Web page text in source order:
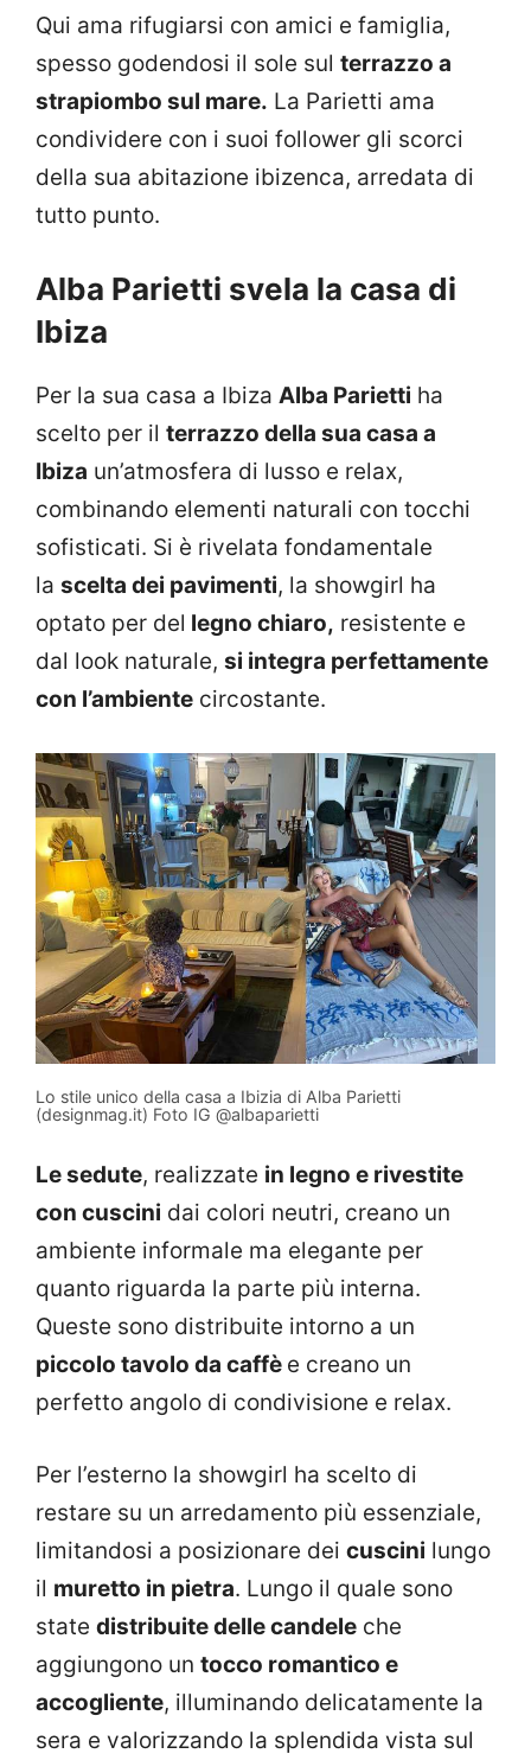
Qui ama rifugiarsi con amici e famiglia,
spesso godendosi il sole sul terrazzo a
strapiombo sul mare. La Parietti ama
condividere con i suoi follower gli scorci
della sua abitazione ibizenca, arredata di
tutto punto.
Alba Parietti svela la casa di
Ibiza
Per la sua casa a Ibiza Alba Parietti ha
scelto per il terrazzo della sua casa a
Ibiza un’atmosfera di lusso e relax,
combinando elementi naturali con tocchi
sofisticati. Si è rivelata fondamentale
la scelta dei pavimenti, la showgirl ha
optato per del legno chiaro, resistente e
dal look naturale, si integra perfettamente
con l’ambiente circostante.
Lo stile unico della casa a Ibizia di Alba Parietti
(designmag.it) Foto IG @albaparietti
Le sedute, realizzate in legno e rivestite
con cuscini dai colori neutri, creano un
ambiente informale ma elegante per
quanto riguarda la parte più interna.
Queste sono distribuite intorno a un
piccolo tavolo da caffè e creano un
perfetto angolo di condivisione e relax.
Per l’esterno la showgirl ha scelto di
restare su un arredamento più essenziale,
limitandosi a posizionare dei cuscini lungo
il muretto in pietra. Lungo il quale sono
state distribuite delle candele che
aggiungono un tocco romantico e
accogliente, illuminando delicatamente la
sera e valorizzando la splendida vista sul